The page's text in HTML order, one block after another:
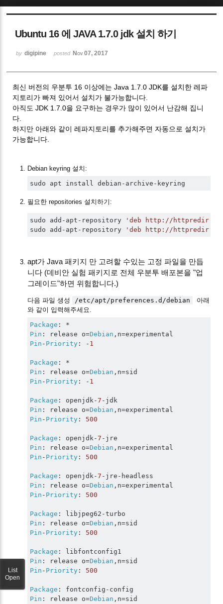
Ubuntu 16 에 JAVA 1.7.0 jdk 설치 하기
by digipine posted Nov 07, 2017
최신 버전의 우분투 16 이상에는 Java 1.7.0 JDK를 설치한 레파
지토리가 빠져 있어서 설치가 불가능합니다.
아직도 JDK 1.7.0을 요구하는 경우가 많이 있어서 난감해 집니
다.
하지만 아래와 같이 레파지토리를 추가해주면 자동으로 설치가
가능합니다.
Debian keyring 설치:
sudo apt install debian - archive - keyring
필요한 repositories 설치하기:
sudo add - apt - repository
'deb http://
sudo add - apt - repository 'deb http://
apt가 Java 패키지 만 고려할 수있는 고정 파일을 만듭
니다 (데비안 실험 패키지로 전체 우분투 배포본을 "업
그레이드"하면 위험합니다.)
다음 파일 생성 /etc/apt/preferences.d/debian
아래
와 같이 입력해주세요.
Package :
*
Pin : release o=Debian , n=
Pin - Priority : - 1
Package :
*
Pin : release o=Debian , n=
Pin - Priority : - 1
Package : openjdk-7 -
Pin : release o=Debian , n=
Pin - Priority : 500
Package : openjdk-7 -
Pin : release o=Debian , n=
Pin - Priority : 500
Package : openjdk-7 - jre -
Pin : release o=Debian , n=
Pin - Priority : 500
Package : libjpeg62 -
Pin : release o=Debian , n=
Pin - Priority : 500
Package :
Pin : release o=Debian , n=
Pin - Priority : 500
Package : fontconfig -
Pin : release o=Debian , n=
List
Open
Sketchbook5, 스케치북5
Sketchbook5, 스케치북5